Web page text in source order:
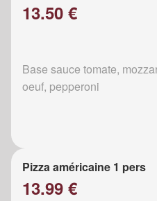
13.50 €
Base sauce tomate,
oeuf, pepperoni
Pizza américaine 1 pers
13.99 €